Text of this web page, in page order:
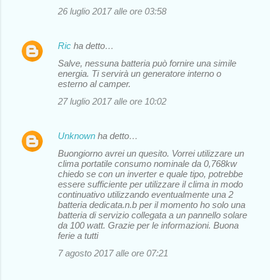
26 luglio 2017 alle ore 03:58
Ric ha detto…
Salve, nessuna batteria può fornire una simile
energia. Ti servirà un generatore interno o
esterno al camper.
27 luglio 2017 alle ore 10:02
Unknown ha detto…
Buongiorno avrei un quesito. Vorrei utilizzare un
clima portatile consumo nominale da 0,768kw
chiedo se con un inverter e quale tipo, potrebbe
essere sufficiente per utilizzare il clima in modo
continuativo utilizzando eventualmente una 2
batteria dedicata.n.b per il momento ho solo una
batteria di servizio collegata a un pannello solare
da 100 watt. Grazie per le informazioni. Buona
ferie a tutti
7 agosto 2017 alle ore 07:21